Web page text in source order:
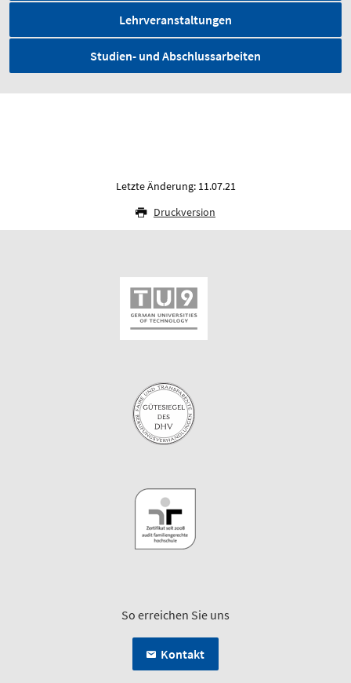
Lehrveranstaltungen
Studien- und Abschlussarbeiten
Letzte Änderung: 11.07.21
Druckversion
So erreichen Sie uns
Kontakt